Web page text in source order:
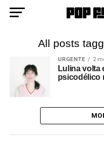
All posts
URGENTE 2
Lulina volta
psicodélico